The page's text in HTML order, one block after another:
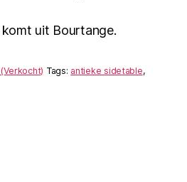
uit Bourtange.
Tags: antieke sidetable,